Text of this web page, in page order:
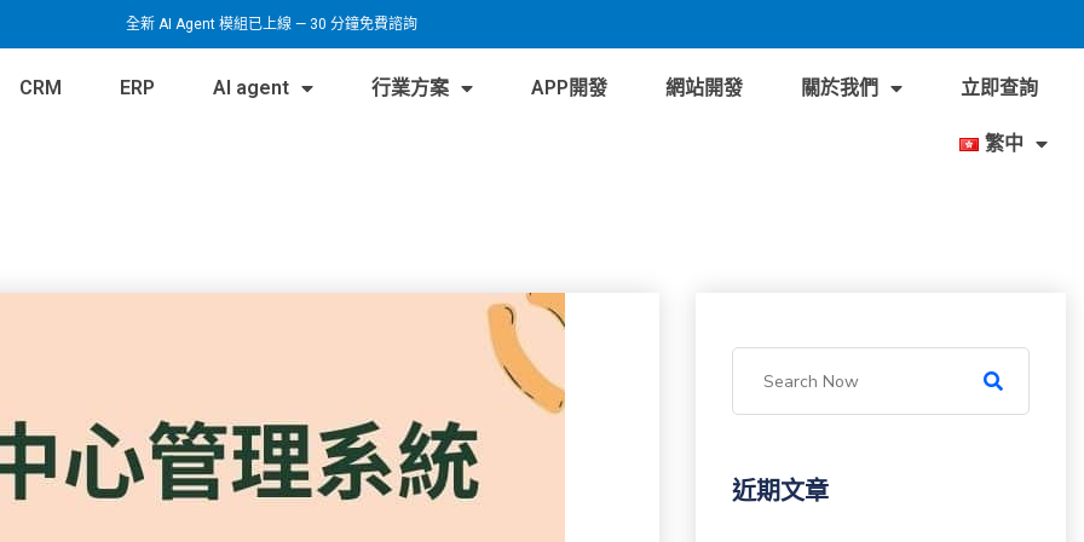
全新 AI Agent 模組已上線 — 30 分鐘免費諮詢
CRM ERP AI agent 行業方案 APP開發 網站開發 關於我們 立即查詢
繁中
近期文章